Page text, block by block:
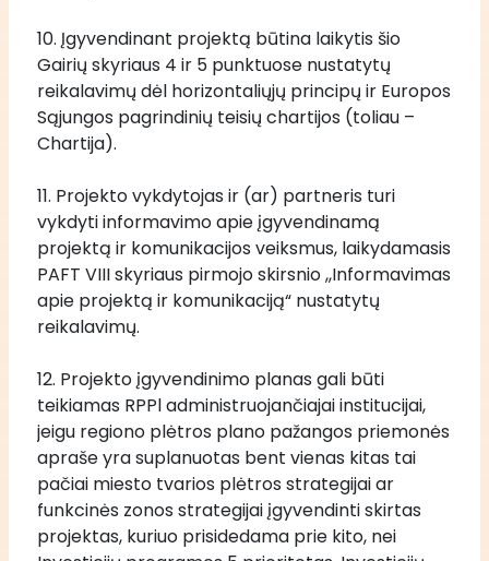
10. Įgyvendinant projektą būtina laikytis šio
Gairių skyriaus 4 ir 5 punktuose nustatytų
reikalavimų dėl horizontaliųjų principų ir Europos
Sąjungos pagrindinių teisių chartijos (toliau –
Chartija).
11. Projekto vykdytojas ir (ar) partneris turi
vykdyti informavimo apie įgyvendinamą
projektą ir komunikacijos veiksmus, laikydamasis
PAFT VIII skyriaus pirmojo skirsnio ,,Informavimas
apie projektą ir komunikaciją“ nustatytų
reikalavimų.
12. Projekto įgyvendinimo planas gali būti
teikiamas RPPl administruojančiajai institucijai,
jeigu regiono plėtros plano pažangos priemonės
apraše yra suplanuotas bent vienas kitas tai
pačiai miesto tvarios plėtros strategijai ar
funkcinės zonos strategijai įgyvendinti skirtas
projektas, kuriuo prisidedama prie kito, nei